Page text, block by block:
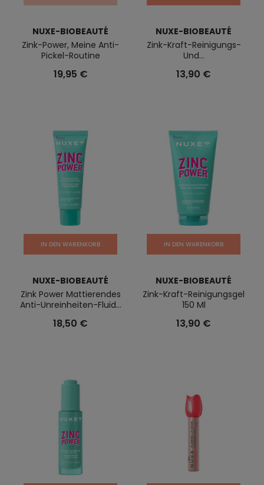
NUXE-BIOBEAUTÉ
Zink-Power, Meine Anti-
Pickel-Routine
19,95 €
NUXE-BIOBEAUTÉ
Zink-Kraft-Reinigungs-
Und...
13,90 €
IN DEN WARENKORB
NUXE-BIOBEAUTÉ
Zink Power Mattierendes
Anti-Unreinheiten-Fluid...
18,50 €
IN DEN WARENKORB
NUXE-BIOBEAUTÉ
Zink-Kraft-Reinigungsgel
150 Ml
13,90 €